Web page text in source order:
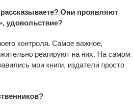
Они проявляют
удовольствие?
контроля. Самое важное,
реагируют на них. На самом
мои книги, издатели просто